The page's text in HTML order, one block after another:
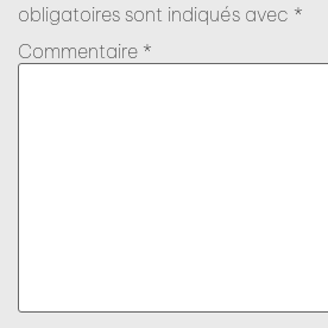
obligatoires sont indiqués avec *
Commentaire *